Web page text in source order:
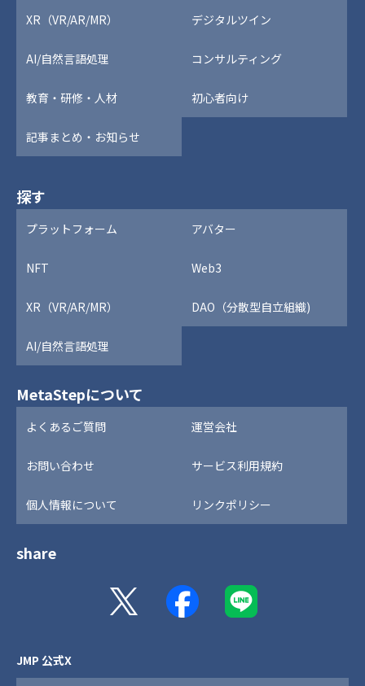
XR（VR/AR/MR） デジタルツイン
AI/自然言語処理 コンサルティング
教育・研修・人材 初心者向け
記事まとめ・お知らせ
探す
プラットフォーム アバター
NFT Web3
XR（VR/AR/MR） DAO（分散型自立組織)
AI/自然言語処理
MetaStepについて
よくあるご質問 運営会社
お問い合わせ サービス利用規約
個人情報について リンクポリシー
share
JMP 公式X